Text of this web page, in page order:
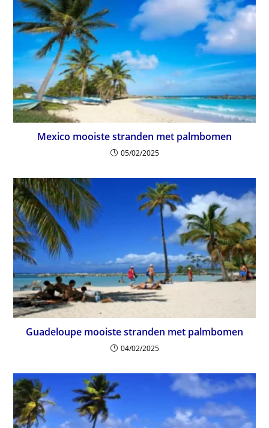
Mexico mooiste stranden met palmbomen
05/02/2025
Guadeloupe mooiste stranden met palmbomen
04/02/2025